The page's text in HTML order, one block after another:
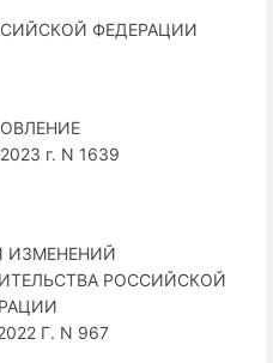
ФЕДЕРАЦИИ
г. N 1639
ИЗМЕНЕНИЙ
РОССИЙСКОЙ
Г. N 967